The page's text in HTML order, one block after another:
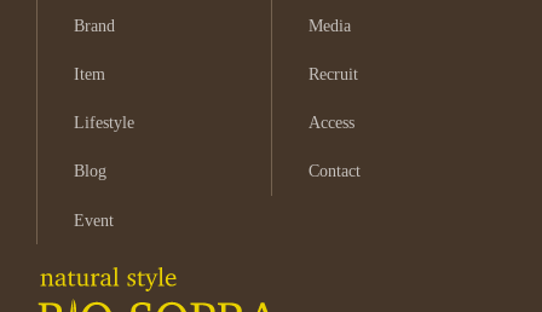
Brand
Item
Lifestyle
Blog
Event
Media
Recruit
Access
Contact